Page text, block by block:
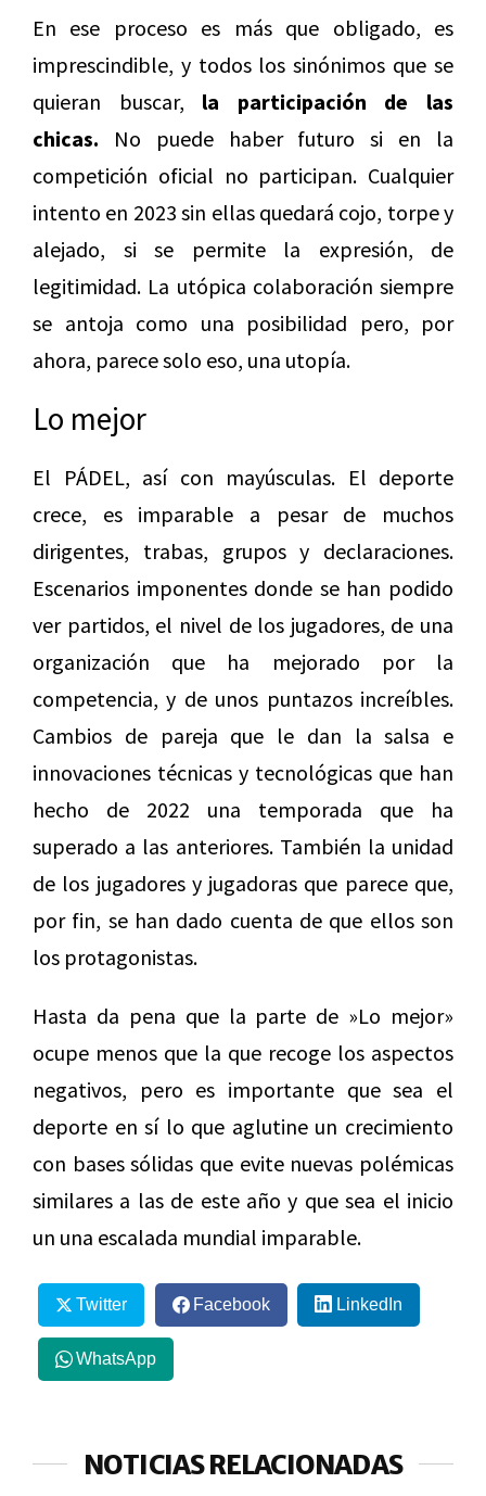
En ese proceso es más que obligado, es
imprescindible, y todos los sinónimos que se
quieran buscar, la participación de las
chicas. No puede haber futuro si en la
competición oficial no participan. Cualquier
intento en 2023 sin ellas quedará cojo, torpe y
alejado, si se permite la expresión, de
legitimidad. La utópica colaboración siempre
se antoja como una posibilidad pero, por
ahora, parece solo eso, una utopía.
Lo mejor
El PÁDEL, así con mayúsculas. El deporte
crece, es imparable a pesar de muchos
dirigentes, trabas, grupos y declaraciones.
Escenarios imponentes donde se han podido
ver partidos, el nivel de los jugadores, de una
organización que ha mejorado por la
competencia, y de unos puntazos increíbles.
Cambios de pareja que le dan la salsa e
innovaciones técnicas y tecnológicas que han
hecho de 2022 una temporada que ha
superado a las anteriores. También la unidad
de los jugadores y jugadoras que parece que,
por fin, se han dado cuenta de que ellos son
los protagonistas.
Hasta da pena que la parte de »Lo mejor»
ocupe menos que la que recoge los aspectos
negativos, pero es importante que sea el
deporte en sí lo que aglutine un crecimiento
con bases sólidas que evite nuevas polémicas
similares a las de este año y que sea el inicio
un una escalada mundial imparable.
Twitter Facebook LinkedIn
WhatsApp
NOTICIAS RELACIONADAS